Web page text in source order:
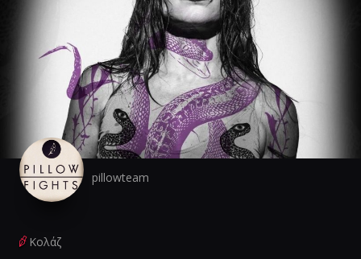
pillowteam
Κολάζ